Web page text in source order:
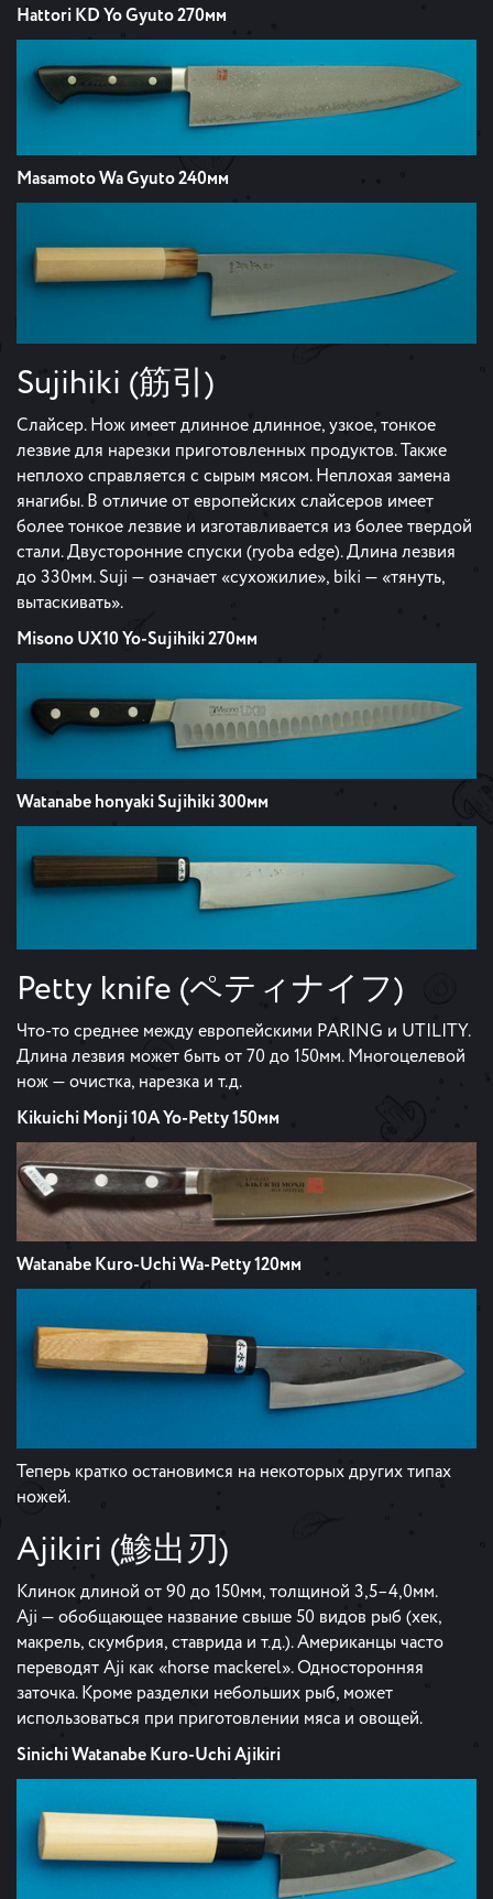
Hattori KD Yo Gyuto 270мм
Masamoto Wa Gyuto 240мм
Sujihiki (筋引)
Слайсер. Нож имеет длинное длинное, узкое, тонкое
лезвие для нарезки приготовленных продуктов. Также
неплохо справляется с сырым мясом. Неплохая замена
янагибы. В отличие от европейских слайсеров имеет
более тонкое лезвие и изготавливается из более твердой
стали. Двусторонние спуски (ryoba edge). Длина лезвия
до 330мм. Suji — означает «сухожилие», biki — «тянуть,
вытаскивать».
Misono UX10 Yo-Sujihiki 270мм
Watanabe honyaki Sujihiki 300мм
Petty knife (ペティナイフ)
Что-то среднее между европейскими PARING и UTILITY.
Длина лезвия может быть от 70 до 150мм. Многоцелевой
нож — очистка, нарезка и т.д.
Kikuichi Monji 10A Yo-Petty 150мм
Watanabe Kuro-Uchi Wa-Petty 120мм
Теперь кратко остановимся на некоторых других типах
ножей.
Ajikiri (鯵出刃)
Клинок длиной от 90 до 150мм, толщиной 3,5–4,0мм.
Aji — обобщающее название свыше 50 видов рыб (хек,
макрель, скумбрия, ставрида и т.д.). Американцы часто
переводят Aji как «horse mackerel». Односторонняя
заточка. Кроме разделки небольших рыб, может
использоваться при приготовлении мяса и овощей.
Sinichi Watanabe Kuro-Uchi Ajikiri